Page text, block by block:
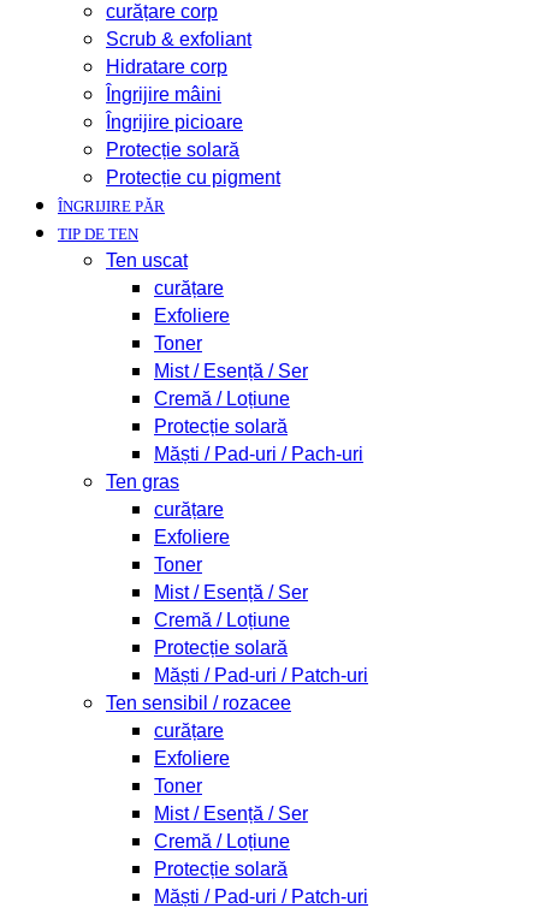
curățare corp
Scrub & exfoliant
Hidratare corp
Îngrijire mâini
Îngrijire picioare
Protecție solară
Protecție cu pigment
ÎNGRIJIRE PĂR
TIP DE TEN
Ten uscat
curățare
Exfoliere
Toner
Mist / Esență / Ser
Cremă / Loțiune
Protecție solară
Măști / Pad-uri / Pach-uri
Ten gras
curățare
Exfoliere
Toner
Mist / Esență / Ser
Cremă / Loțiune
Protecție solară
Măști / Pad-uri / Patch-uri
Ten sensibil / rozacee
curățare
Exfoliere
Toner
Mist / Esență / Ser
Cremă / Loțiune
Protecție solară
Măști / Pad-uri / Patch-uri